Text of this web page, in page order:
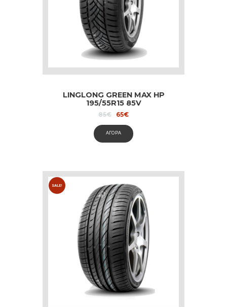
LINGLONG GREEN MAX HP
195/55R15 85V
85€
Original
was:
85€.
65€Current
is:
65€.
ΑΓΟΡΑ
SALE!